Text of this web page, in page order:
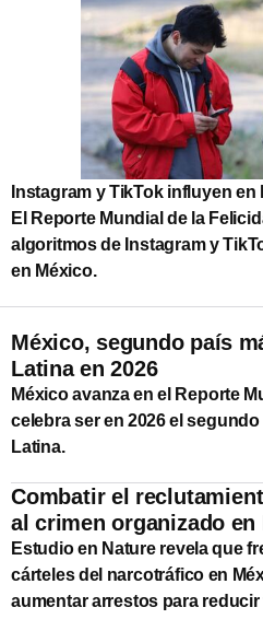
Instagram y TikTok influyen
El Reporte Mundial de la
algoritmos de Instagram y
en México.
México, segundo país
Latina en 2026
México avanza en el Reporte
celebra ser en 2026 el
Latina.
Combatir el
al crimen organizado en
Estudio en Nature revela que
cárteles del narcotráfico en
aumentar arrestos para